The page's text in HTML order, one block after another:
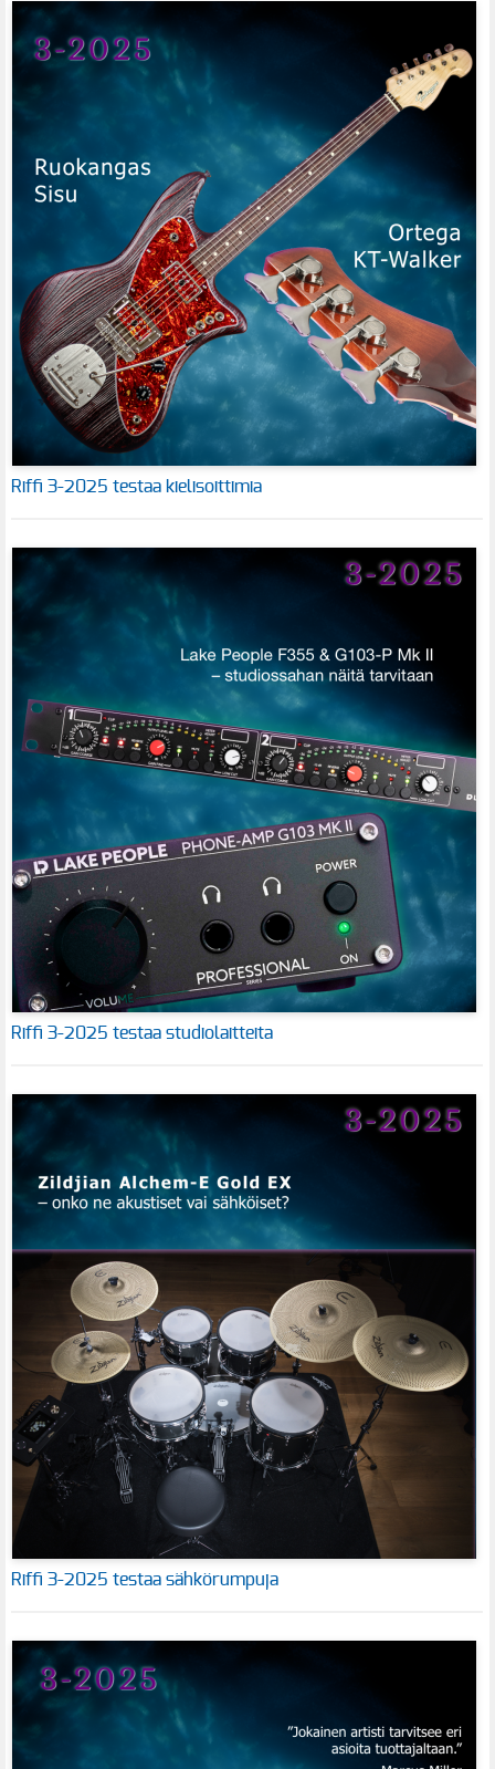
Riffi 3-2025 testaa kielisoittimia
Riffi 3-2025 testaa studiolaitteita
Riffi 3-2025 testaa sähkörumpuja